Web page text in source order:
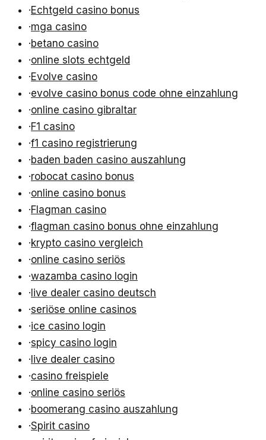
·Echtgeld casino bonus
·mga casino
·betano casino
·online slots echtgeld
·Evolve casino
·evolve casino bonus code ohne einzahlung
·online casino gibraltar
·F1 casino
·f1 casino registrierung
·baden baden casino auszahlung
·robocat casino bonus
·online casino bonus
·Flagman casino
·flagman casino bonus ohne einzahlung
·krypto casino vergleich
·online casino seriös
·wazamba casino login
·live dealer casino deutsch
·seriöse online casinos
·ice casino login
·spicy casino login
·live dealer casino
·casino freispiele
·online casino seriös
·boomerang casino auszahlung
·Spirit casino